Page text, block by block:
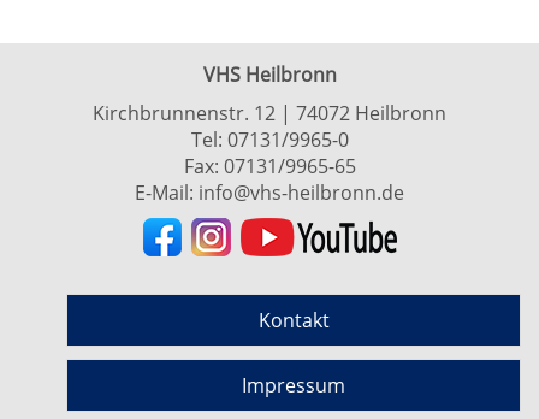
VHS Heilbronn
Kirchbrunnenstr. 12 | 74072 Heilbronn
Tel: 07131/9965-0
Fax: 07131/9965-65
E-Mail: info@vhs-heilbronn.de
Kontakt
Impressum